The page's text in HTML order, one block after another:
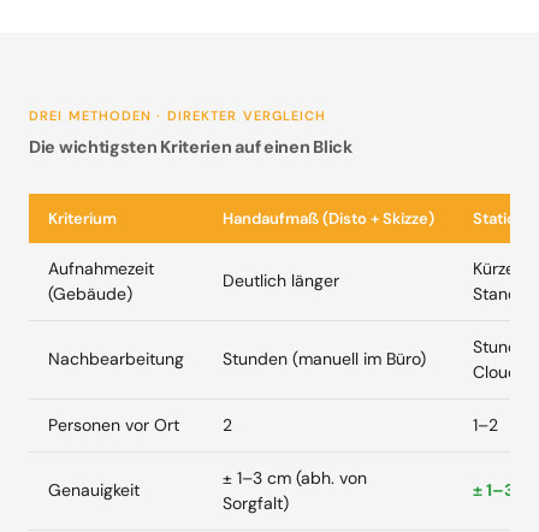
DREI METHODEN · DIREKTER VERGLEICH
Die wichtigsten Kriterien auf einen Blick
Kriterium Handaufmaß (Disto + Skizze)
Aufnahmezeit
(Gebäude)
Deutlich länger
Kürzer
Nachbearbeitung Stunden (manuell im Büro)
Cloud)
Personen vor Ort 2 1–2
Genauigkeit
± 1–3 cm (abh. von
Sorgfalt)
± 1–3